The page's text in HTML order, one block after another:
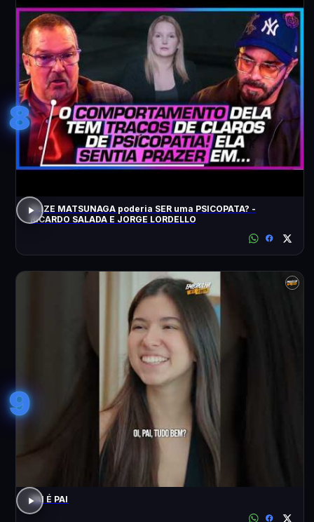
8
ELIZE MATSUNAGA poderia SER uma PSICOPATA? -
RICARDO SALADA E JORGE LORDELLO
9
PAI É PAI